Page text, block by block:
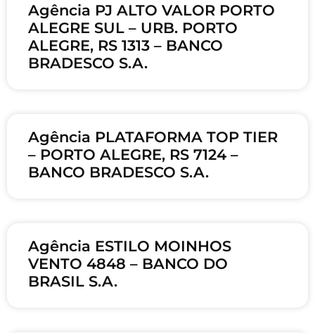
Agência PJ ALTO VALOR PORTO
ALEGRE SUL – URB. PORTO
ALEGRE, RS 1313 – BANCO
BRADESCO S.A.
Agência PLATAFORMA TOP TIER
– PORTO ALEGRE, RS 7124 –
BANCO BRADESCO S.A.
Agência ESTILO MOINHOS
VENTO 4848 – BANCO DO
BRASIL S.A.